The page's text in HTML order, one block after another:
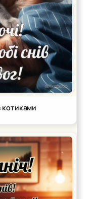
котиками